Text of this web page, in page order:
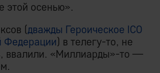
этой осенью».
(дважды Героическое IСО
Федерации) в телегу-то, не
ввалили. «Миллиарды»-то —